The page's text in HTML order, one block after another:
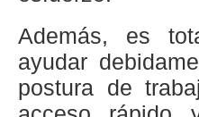
Además, es
ayudar
postura de